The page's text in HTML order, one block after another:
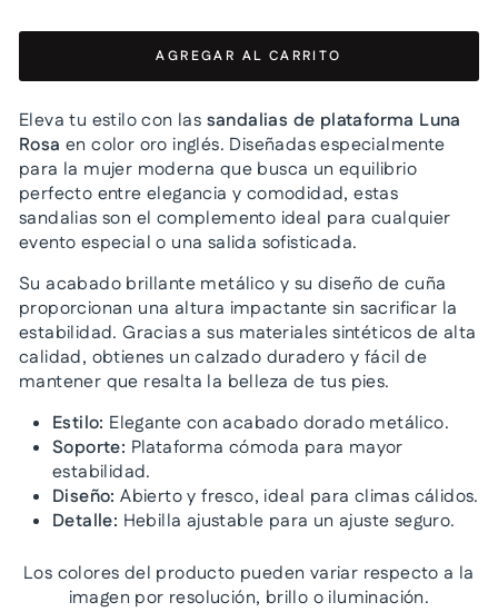
AGREGAR AL CARRITO
Eleva tu estilo con las sandalias de plataforma Luna
Rosa en color oro inglés. Diseñadas especialmente
para la mujer moderna que busca un equilibrio
perfecto entre elegancia y comodidad, estas
sandalias son el complemento ideal para cualquier
evento especial o una salida sofisticada.
Su acabado brillante metálico y su diseño de cuña
proporcionan una altura impactante sin sacrificar la
estabilidad. Gracias a sus materiales sintéticos de alta
calidad, obtienes un calzado duradero y fácil de
mantener que resalta la belleza de tus pies.
Estilo: Elegante con acabado dorado metálico.
Soporte: Plataforma cómoda para mayor
estabilidad.
Diseño: Abierto y fresco, ideal para climas cálidos.
Detalle: Hebilla ajustable para un ajuste seguro.
Los colores del producto pueden variar respecto a la
imagen por resolución, brillo o iluminación.